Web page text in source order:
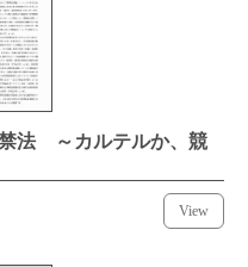
法 ～カルテルか、競
View